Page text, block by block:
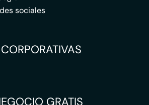
sociales
GRATIS